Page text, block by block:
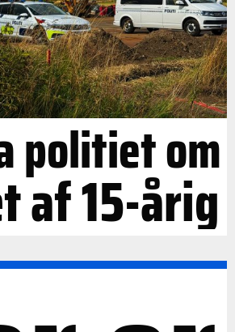
politiet om
af 15-årig